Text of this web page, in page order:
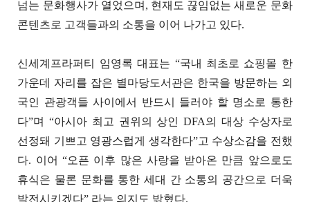
넘는 문화행사가 열었으며, 현재도 끊임없는 새로운 문화
콘텐츠로 고객들과의 소통을 이어 나가고 있다.
신세계프라퍼티 임영록 대표는 “국내 최초로 쇼핑몰 한
가운데 자리를 잡은 별마당도서관은 한국을 방문하는 외
국인 관광객들 사이에서 반드시 들러야 할 명소로 통한
다”며 “아시아 최고 권위의 상인 DFA의 대상 수상자로
선정돼 기쁘고 영광스럽게 생각한다”고 수상소감을 전했
다. 이어 “오픈 이후 많은 사랑을 받아온 만큼 앞으로도
휴식은 물론 문화를 통한 세대 간 소통의 공간으로 더욱
발전시키겠다” 라는 의지도 밝혔다.